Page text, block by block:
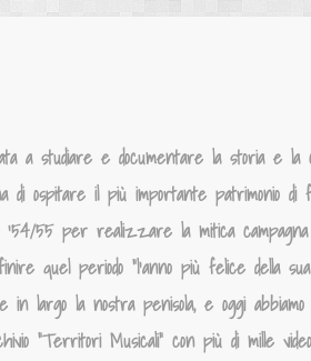
a studiare e documentare la storia e
di ospitare il più importante patrimonio di
55 per realizzare la mitica
quel periodo “l’anno più felice della
largo la nostra penisola, e oggi
“Territori Musicali” con più di mille